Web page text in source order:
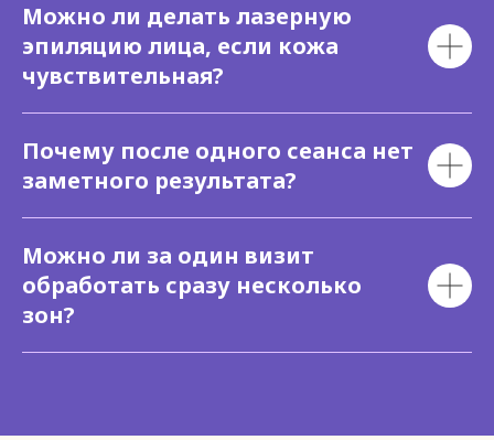
Можно ли делать лазерную
эпиляцию лица, если кожа
чувствительная?
Почему после одного сеанса нет
заметного результата?
Можно ли за один визит
обработать сразу несколько
зон?